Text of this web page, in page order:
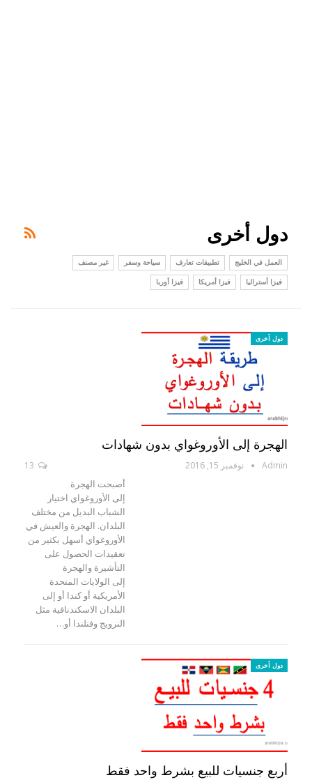
دول أخرى
العمل في الخليج تطبيقات تعارف سياحة وسفر غير مصنف
فيزا أستراليا فيزا أمريكا فيزا أوربا
دول أخرى
الهجرة إلى الأوروغواي بدون شهادات
Admin نوفمبر 15, 2016
أصبحت الهجرة
إلى الأوروغواي اختيار
الشباب البديل من مختلف
البلدان. الهجرة والعيش في
الأوروغواي أسهل بكثير من
تعقيدات الحصول على
التأشيرة والهجرة
إلى الولايات المتحدة
الأمريكية أو كندا أو إلى
البلدان الاسكندنافية مثل
النرويج وفنلندا أو…
دول أخرى
أربع جنسيات للبيع بشرط واحد فقط